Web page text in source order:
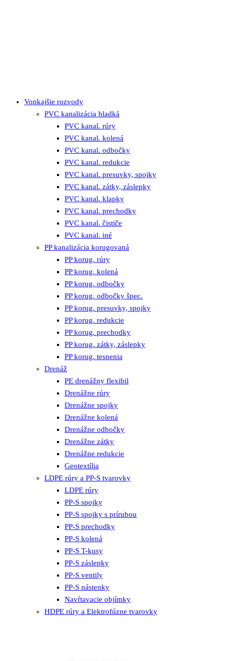
Vonkajšie rozvody
PVC kanalizácia hladká
PVC kanal. rúry
PVC kanal. kolená
PVC kanal. odbočky
PVC kanal. redukcie
PVC kanal. presuvky, spojky
PVC kanal. zátky, záslepky
PVC kanal. klapky
PVC kanal. prechodky
PVC kanal. čističe
PVC kanal. iné
PP kanalizácia korugovaná
PP korug. rúry
PP korug. kolená
PP korug. odbočky
PP korug. odbočky špec.
PP korug. presuvky, spojky
PP korug. redukcie
PP korug. prechodky
PP korug. zátky, záslepky
PP korug. tesnenia
Drenáž
PE drenážny flexibil
Drenážne rúry
Drenážne spojky
Drenážne kolená
Drenážne odbočky
Drenážne zátky
Drenážne redukcie
Geotextília
LDPE rúry a PP-S tvarovky
LDPE rúry
PP-S spojky
PP-S spojky s prírubou
PP-S prechodky
PP-S kolená
PP-S T-kusy
PP-S záslepky
PP-S ventily
PP-S nástenky
Navŕtavacie objímky
HDPE rúry a Elektrofúzne tvarovky